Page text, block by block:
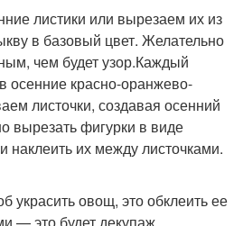
листики или вырезаем их из
в базовый цвет. Желательно
чем будет узор.Каждый
осенние красно-оранжево-
листочки, создавая осенний
вырезать фигурки в виде
наклеить их между листочками.
украсить овощ, это обклеить ее